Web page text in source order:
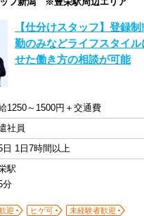
【仕分けスタッフ】登録
勤のみなどライフスタイル
せた働き方の相談が可能
1250～1500円＋交通費
社員
日 1日7時間以上
駅
分
迎 ヒゲ可
未経験者歓迎